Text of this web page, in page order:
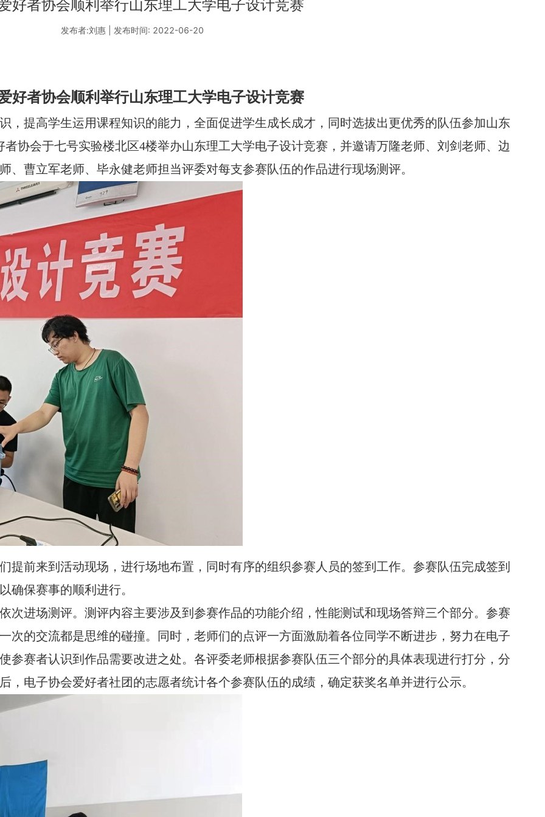
好者协会顺利举行山东理工大学电子设计竞赛
发布者:刘惠 | 发布时间: 2022-06-20
好者协会顺利举行山东理工大学电子设计竞赛
，提高学生运用课程知识的能力，全面促进学生成长成才，同时选拔出更优秀的队伍参加山东
者协会于七号实验楼北区4楼举办山东理工大学电子设计竞赛，并邀请万隆老师、刘剑老师、边
、 曹立军老师、毕永健老师担当评委对每支参赛队伍的作品进行现场测评。
提前来到活动现场，进行场地布置，同时有序的组织参赛人员的签到工作。参赛队伍完成签到
确保赛事的顺利进行。
次进场测评。测评内容主要涉及到参赛作品的功能介绍，性能测试和现场答辩三个部分。参赛
次的交流都是思维的碰撞。同时，老师们的点评一方面激励着各位同学不断进步，努力在电子
参赛者认识到 作品需要改进之处。各评委老师根据参赛队伍三个部分的具体表现进行打分，分
，电子协会爱好者社团的志愿者统计各个参赛队伍的成绩，确定获奖名单并进行公示。